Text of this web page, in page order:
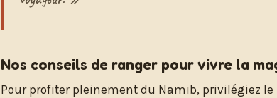
Nos conseils de ranger pour vivre la
Pour profiter pleinement du Namib, privilégiez le